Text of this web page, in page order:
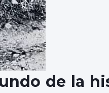
de la